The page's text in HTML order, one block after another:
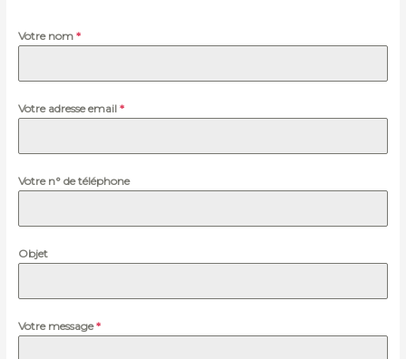
Votre nom *
Votre adresse email *
Votre n° de téléphone
Objet
Votre message*